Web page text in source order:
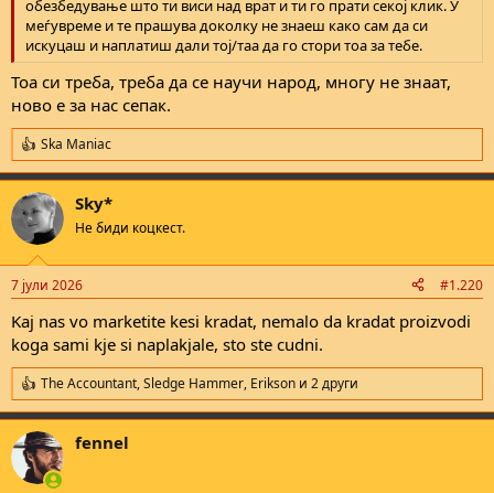
обезбедување што ти виси над врат и ти го прати секој клик. У
меѓувреме и те прашува доколку не знаеш како сам да си
искуцаш и наплатиш дали тој/таа да го стори тоа за тебе.
Тоа си треба, треба да се научи народ, многу не знаат,
ново е за нас сепак.
R
e
a
c
i
n
s
Ska Maniac
Sky*
Не биди коцкест.
7 јули 2026 #1.220
Kaj nas vo marketite kesi kradat, nemalo da kradat proizvodi
koga sami kje si naplakjale, sto ste cudni.
R
e
a
c
t
i
The Accountant,Sledge Hammer, Erikson и 2 други
fennel